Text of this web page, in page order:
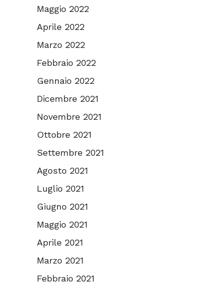
Maggio 2022
Aprile 2022
Marzo 2022
Febbraio 2022
Gennaio 2022
Dicembre 2021
Novembre 2021
Ottobre 2021
Settembre 2021
Agosto 2021
Luglio 2021
Giugno 2021
Maggio 2021
Aprile 2021
Marzo 2021
Febbraio 2021